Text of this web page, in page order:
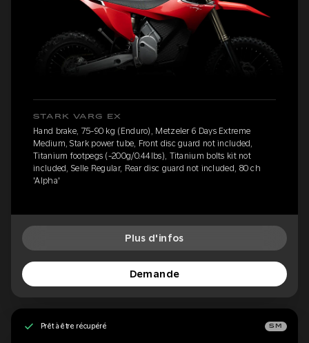
STARK VARG EX
Hand brake, 75-90 kg (Enduro), Metzeler 6 Days Extreme
Medium, Stark power tube, Front disc guard not included,
Titanium footpegs (-200g/0.44lbs), Titanium bolts kit not
included, Selle Regular, Rear disc guard not included, 80 ch
'Alpha'
Plus d'infos
Demande
Prêt à être récupéré SM